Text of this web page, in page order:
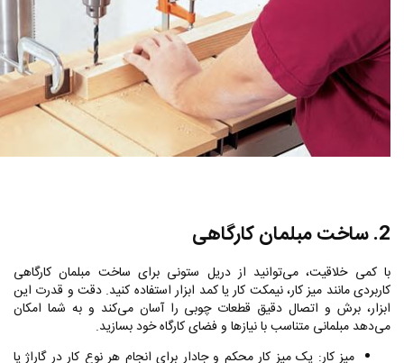
2. ساخت مبلمان کارگاهی
با کمی خلاقیت، می‌توانید از دریل ستونی برای ساخت مبلمان کارگاهی
کاربردی مانند میز کار، نیمکت کار یا کمد ابزار استفاده کنید. دقت و قدرت این
ابزار، برش و اتصال دقیق قطعات چوبی را آسان می‌کند و به شما امکان
می‌دهد مبلمانی متناسب با نیازها و فضای کارگاه خود بسازید.
میز کار: یک میز کار محکم و جادار برای انجام هر نوع کار در گاراژ یا